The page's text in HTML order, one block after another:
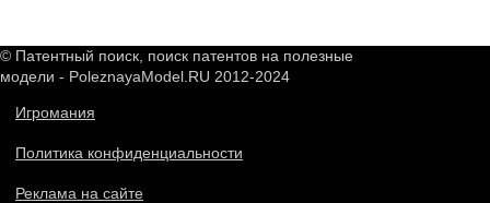
© Патентный поиск, поиск патентов на полезные
модели - PoleznayaModel.RU 2012-2024
Игромания
Политика конфиденциальности
Реклама на сайте